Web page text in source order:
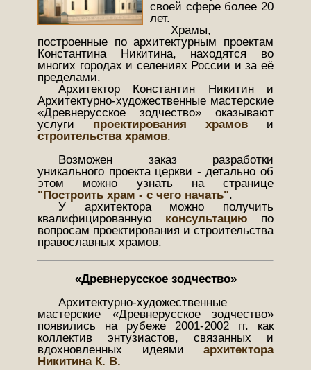
своей сфере более 20
лет.
Храмы,
построенные по архитектурным проектам
Константина Никитина, находятся во
многих городах и селениях России и за её
пределами.
Архитектор Константин Никитин и
Архитектурно-художественные мастерские
«Древнерусское зодчество» оказывают
услуги проектирования храмов и
строительства храмов.
Возможен заказ разработки
уникального проекта церкви - детально об
этом можно узнать на странице
"Построить храм - с чего начать".
У архитектора можно получить
квалифицированную консультацию по
вопросам проектирования и строительства
православных храмов.
«Древнерусское зодчество»
Архитектурно-художественные
мастерские «Древнерусское зодчество»
появились на рубеже 2001-2002 гг. как
коллектив энтузиастов, связанных и
вдохновленных идеями архитектора
Никитина К. В.